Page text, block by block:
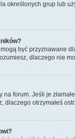
określonych grup lub
być przyznawane
dlaczego nie
na forum. Jeśli je
dlaczego otrzymałeś